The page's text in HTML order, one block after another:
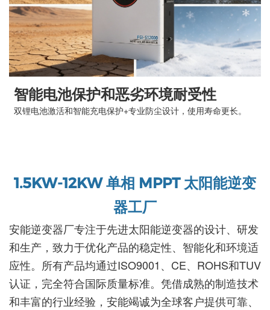
智能电池保护和恶劣环境耐受性
双锂电池激活和智能充电保护+专业防尘设计，使用寿命更长。
1.5KW-12KW 单相 MPPT 太阳能逆变
器工厂
安能逆变器厂专注于先进太阳能逆变器的设计、研发
和生产，致力于优化产品的稳定性、智能化和环境适
应性。所有产品均通过ISO9001、CE、ROHS和TUV
认证，完全符合国际质量标准。凭借成熟的制造技术
和丰富的行业经验，安能竭诚为全球客户提供可靠、